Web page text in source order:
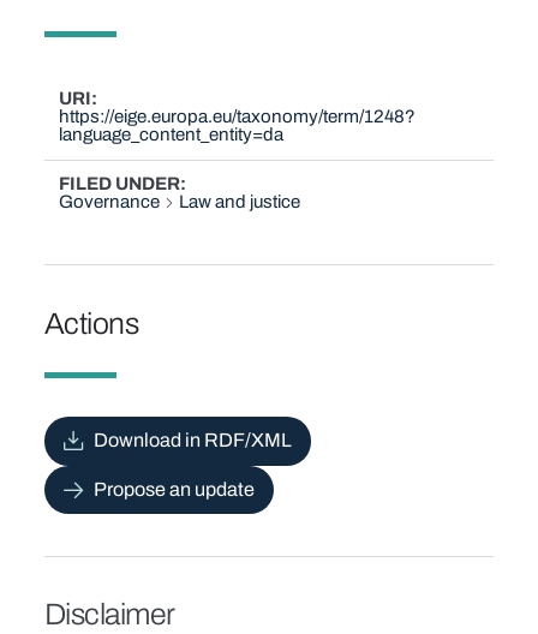
URI
https://eige.europa.eu/taxonomy/term/1248?
language_content_entity=da
FILED UNDER
Governance
Law and justice
Actions
Download in RDF/XML
Propose an update
Disclaimer